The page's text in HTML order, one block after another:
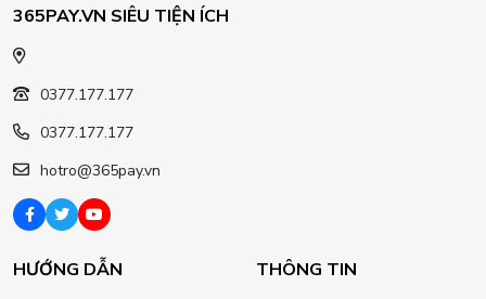
365PAY.VN SIÊU TIỆN ÍCH
0377.177.177
0377.177.177
hotro@365pay.vn
HƯỚNG DẪN THÔNG TIN